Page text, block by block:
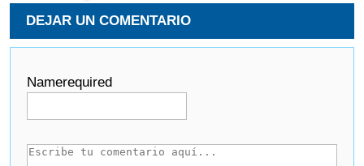
DEJAR UN COMENTARIO
Namerequired